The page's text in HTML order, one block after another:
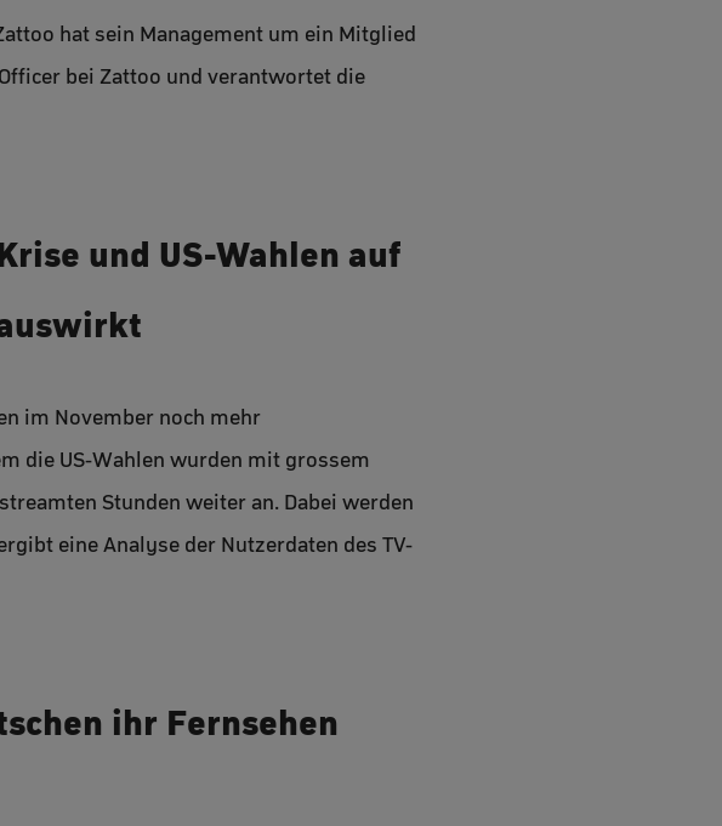
hat sein Management um ein Mitglied
bei Zattoo und verantwortet die
und US-Wahlen auf
im November noch mehr
die US-Wahlen wurden mit grossem
Stunden weiter an. Dabei werden
eine Analyse der Nutzerdaten des TV-
ihr Fernsehen